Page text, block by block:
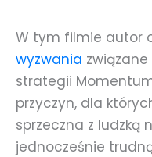
W tym filmie autor
wyzwania
strategii
przyczyn, dla
sprzeczna z ludzką
jednocześnie